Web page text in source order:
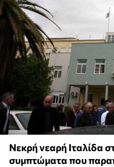
Νεκρή νεαρή Ιταλίδα
συμπτώματα που